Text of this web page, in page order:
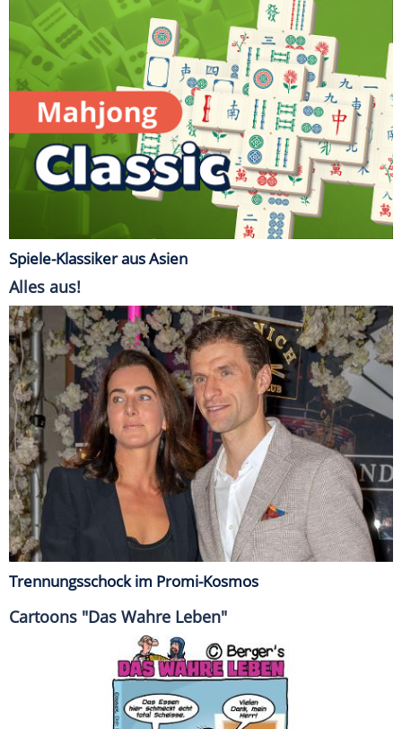
Spiele-Klassiker aus Asien
Alles aus!
Trennungsschock im Promi-Kosmos
Cartoons "Das Wahre Leben"